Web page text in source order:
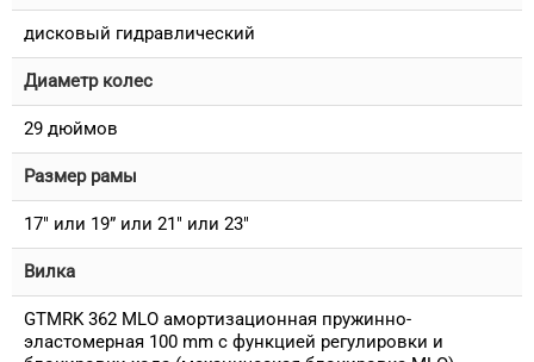
дисковый гидравлический
Диаметр колес
29 дюймов
Размер рамы
17" или 19” или 21" или 23"
Вилка
GTMRK 362 MLO амортизационная пружинно-
эластомерная 100 mm с функцией регулировки и